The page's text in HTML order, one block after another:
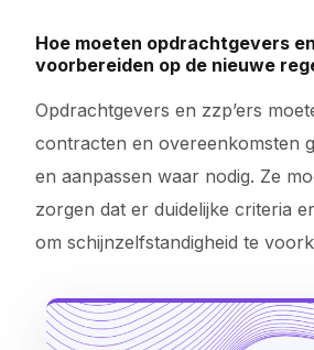
Hoe moeten opdrachtgevers
voorbereiden op de nieuwe
Opdrachtgevers en zzp’ers
contracten en overeenkomsten
en aanpassen waar nodig. Ze
zorgen dat er duidelijke criteria
om schijnzelfstandigheid te